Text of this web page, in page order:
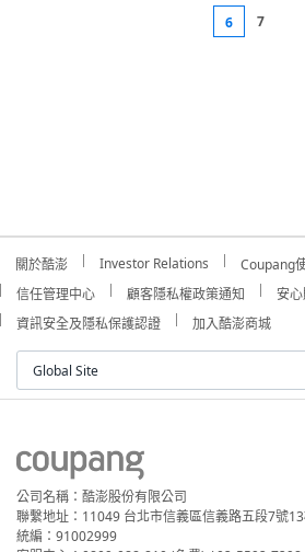
6 7
關於酷澎 Investor Relations Coupang
信任管理中心
顧客隱私權政策通知 安
資訊安全及隱私保護認證
加入酷澎商城
Global Site
公司名稱：酷澎股份有限公司
聯繫地址：11049 台北市信義區信義路五段7號
統編：91002999